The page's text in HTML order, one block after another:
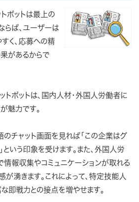
ボットは最上の
らば、ユーザーは
く、応募への精
があるからで
トボットは、国内人材・外国人労働者に
魅力です。
チャット画面を見れば「この企業はグ
という印象を受けます。また、外国人労
情報収集やコミュニケーションが取れる
が湧きます。これによって、特定技能人
即戦力との接点を増やせます。